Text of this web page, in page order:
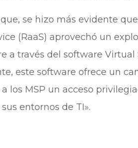
se hizo más evidente
(RaaS) aprovechó un
a través del software Virtual
este software ofrece un
los MSP un acceso
entornos de TI».